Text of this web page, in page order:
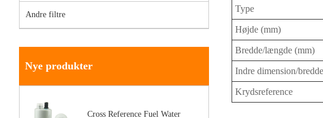
Andre filtre
Nye produkter
Cross Reference Fuel Water
Type
Højde (mm)
Bredde/længde (mm)
Indre dimension/
Krydsreference